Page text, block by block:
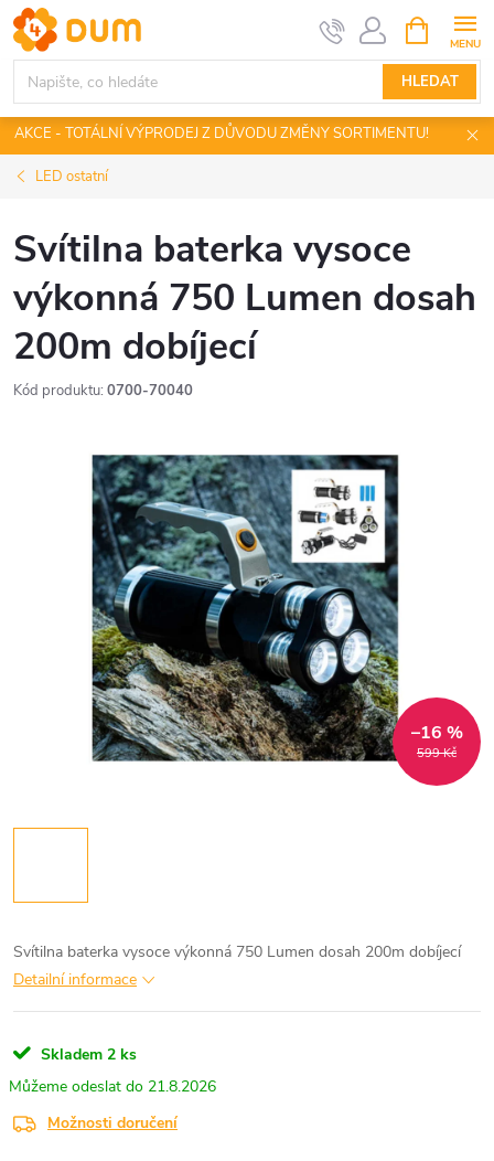
Přejít
na
obsah
HLEDAT
NÁKUPNÍ
KOŠÍK
AKCE - TOTÁLNÍ VÝPRODEJ Z DŮVODU ZMĚNY SORTIMENTU!
LED ostatní
Svítilna baterka vysoce
výkonná 750 Lumen dosah
200m dobíjecí
Kód produktu: 0700-70040
599 Kč
–16 %
Svítilna baterka vysoce výkonná 750 Lumen dosah 200m dobíjecí
Detailní informace
Skladem 2 ks
21.8.2026
Možnosti doručení